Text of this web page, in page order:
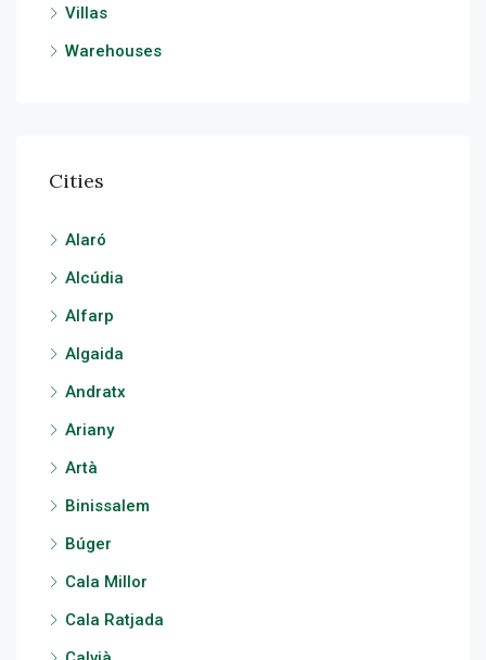
Villas
Warehouses
Cities
Alaró
Alcúdia
Alfarp
Algaida
Andratx
Ariany
Artà
Binissalem
Búger
Cala Millor
Cala Ratjada